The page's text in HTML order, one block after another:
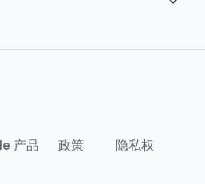
产品 政策 隐私权